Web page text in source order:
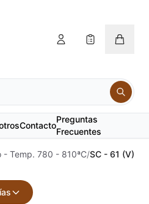
Contacto
Preguntas
Frecuentes
- Temp. 780 - 810ªC/SC - 61 (V)